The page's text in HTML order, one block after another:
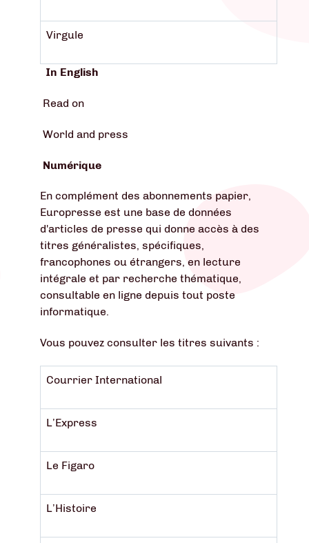
Virgule
In English
Read on
World and press
Numérique
En complément des abonnements papier,
Europresse est une base de données
d'articles de presse qui donne accès à des
titres généralistes, spécifiques,
francophones ou étrangers, en lecture
intégrale et par recherche thématique,
consultable en ligne depuis tout poste
informatique.
Vous pouvez consulter les titres suivants :
Courrier International
L’Express
Le Figaro
L’Histoire